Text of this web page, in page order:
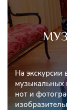
На экскурсии
музыкальных
нот и